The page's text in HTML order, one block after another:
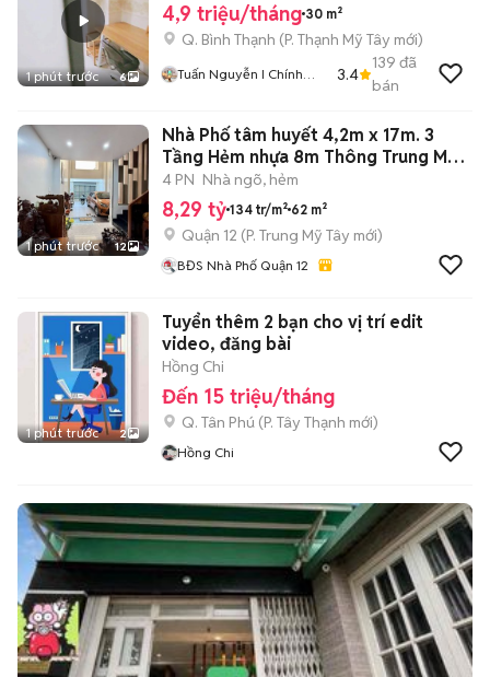
1 phút trước 6
4,9 triệu/tháng 30 m²
Q. Bình Thạnh (P. Thạnh Mỹ Tây mới)
Tuấn Nguyễn I Chính
3.4
139 đã
bán
1 phút trước 12
Nhà Phố tâm huyết 4,2m x 17m. 3
Tầng Hẻm nhựa 8m Thông Trung Mỹ
Tây 2A
4 PN Nhà ngõ, hẻm
8,29 tỷ 134 tr/m² 62 m²
Quận 12 (P. Trung Mỹ Tây mới)
BĐS Nhà Phố Quận 12
1 phút trước 2
Tuyển thêm 2 bạn cho vị trí edit
video, đăng bài
Hồng Chi
Đến 15 triệu/tháng
Q. Tân Phú (P. Tây Thạnh mới)
Hồng Chi